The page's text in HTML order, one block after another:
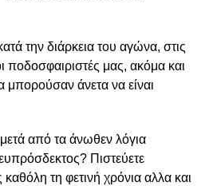
την διάρκεια του αγώνα, στις
ποδοσφαιριστές μας, ακόμα και
άνετα να είναι
από τα άνωθεν λόγια
Πιστεύετε
τη φετινή χρόνια αλλα και